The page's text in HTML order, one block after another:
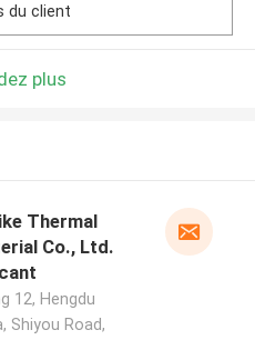
du client
plus
Thermal
Co., Ltd.
12, Hengdu
Shiyou Road,